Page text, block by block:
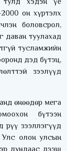
он хүртэлх
боловсрол,
даван туулахад
тусламжийн
дэд бүтэц,
зээлүүд
өнөөдөр мега
бүтээн
рүү зээллэгүүд
Улс олон улсын
дундаас дээш